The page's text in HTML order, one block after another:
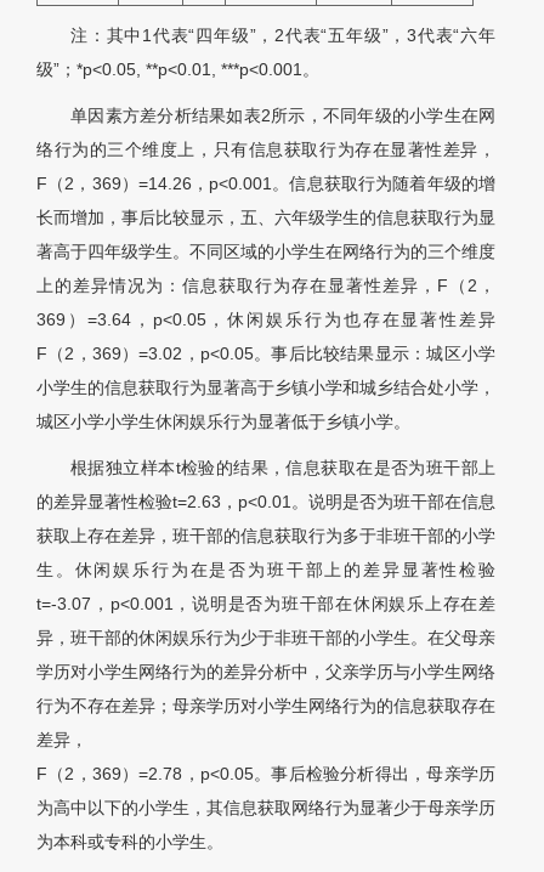
注：其中1代表“四年级”，2代表“五年级”，3代表“六年
级”；*p<0.05, **p<0.01, ***p<0.001。
单因素方差分析结果如表2所示，不同年级的小学生在网
络行为的三个维度上，只有信息获取行为存在显著性差异，
F（2，369）=14.26，p<0.001。信息获取行为随着年级的增
长而增加，事后比较显示，五、六年级学生的信息获取行为显
著高于四年级学生。不同区域的小学生在网络行为的三个维度
上的差异情况为：信息获取行为存在显著性差异，F（2，
369）=3.64，p<0.05，休闲娱乐行为也存在显著性差异
F（2，369）=3.02，p<0.05。事后比较结果显示：城区小学
小学生的信息获取行为显著高于乡镇小学和城乡结合处小学，
城区小学小学生休闲娱乐行为显著低于乡镇小学。
根据独立样本t检验的结果，信息获取在是否为班干部上
的差异显著性检验t=2.63，p<0.01。说明是否为班干部在信息
获取上存在差异，班干部的信息获取行为多于非班干部的小学
生。休闲娱乐行为在是否为班干部上的差异显著性检验
t=-3.07，p<0.001，说明是否为班干部在休闲娱乐上存在差
异，班干部的休闲娱乐行为少于非班干部的小学生。在父母亲
学历对小学生网络行为的差异分析中，父亲学历与小学生网络
行为不存在差异；母亲学历对小学生网络行为的信息获取存在
差异，
F（2，369）=2.78，p<0.05。事后检验分析得出，母亲学历
为高中以下的小学生，其信息获取网络行为显著少于母亲学历
为本科或专科的小学生。